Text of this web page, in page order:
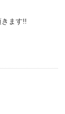
ます!!